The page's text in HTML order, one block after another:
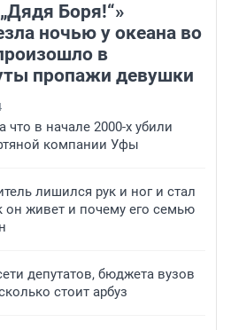
Боря!“»
ночью у океана во
в
пропажи девушки
что в начале 2000-х убили
компании Уфы
лишился рук и ног и стал
он живет и почему его семью
депутатов, бюджета вузов
стоит арбуз